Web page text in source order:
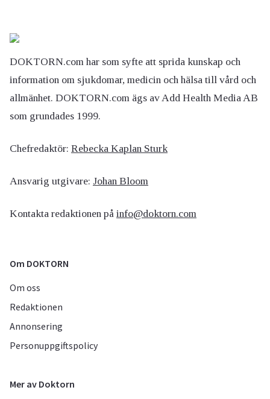
DOKTORN.com har som syfte att sprida kunskap och
information om sjukdomar, medicin och hälsa till vård och
allmänhet. DOKTORN.com ägs av Add Health Media AB
som grundades 1999.
Chefredaktör: Rebecka Kaplan Sturk
Ansvarig utgivare: Johan Bloom
Kontakta redaktionen på info@doktorn.com
Om DOKTORN
Om oss
Redaktionen
Annonsering
Personuppgiftspolicy
Mer av Doktorn